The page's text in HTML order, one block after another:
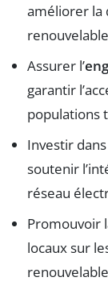
améliorer la
Assurer l’
garantir
populations
Investir
soutenir
réseau
Promouvoir
locaux sur